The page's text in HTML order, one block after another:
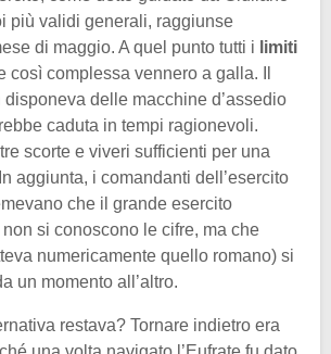
più validi generali, raggiunse
di maggio. A quel punto tutti i limiti
così complessa vennero a galla. Il
delle macchine d’assedio
caduta in tempi ragionevoli.
scorte e viveri sufficienti per una
aggiunta, i comandanti dell’esercito
che il grande esercito
si conoscono le cifre, ma che
numericamente quello romano) si
un momento all’altro.
restava? Tornare indietro era